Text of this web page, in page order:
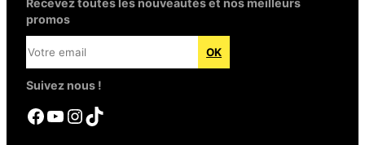
Recevez toutes les nouveautés et nos meilleurs
promos
Suivez nous !
Facebook YouTube InstagramTikTok